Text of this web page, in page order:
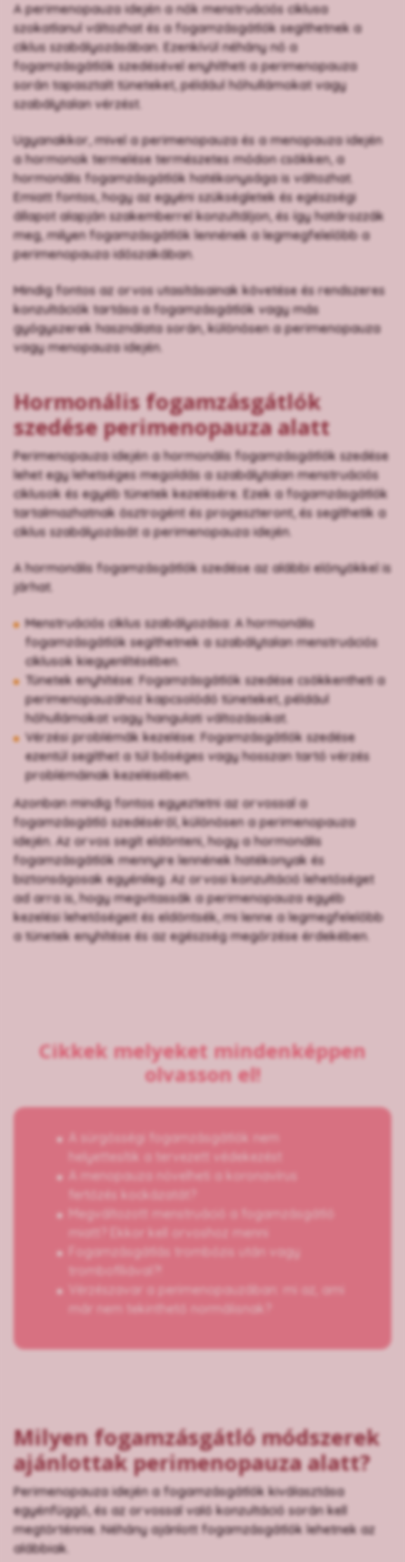
A perimenopauza idején a nők menstruációs ciklusa
szokatlanul változhat és a fogamzásgátlók segíthetnek a
ciklus szabályozásában. Ezenkívül néhány nő a
fogamzásgátlók szedésével enyhítheti a perimenopauza
során tapasztalt tüneteket, például hőhullámokat vagy
szabálytalan vérzést.
Ugyanakkor, mivel a perimenopauza és a menopauza idején
a hormonok termelése természetes módon csökken, a
hormonális fogamzásgátlók hatékonysága is változhat.
Emiatt fontos, hogy az egyéni szükségletek és egészségi
állapot alapján szakemberrel konzultáljon, és így határozzák
meg, milyen fogamzásgátlók lennének a legmegfelelőbb a
perimenopauza időszakában.
Mindig fontos az orvos utasításainak követése és rendszeres
konzultációk tartása a fogamzásgátlók vagy más
gyógyszerek használata során, különösen a perimenopauza
vagy menopauza idején.
Hormonális fogamzásgátlók
szedése perimenopauza alatt
Perimenopauza idején a hormonális fogamzásgátlók szedése
lehet egy lehetséges megoldás a szabálytalan menstruációs
ciklusok és egyéb tünetek kezelésére. Ezek a fogamzásgátlók
tartalmazhatnak ösztrogént és progeszteront, és segíthetik a
ciklus szabályozását a perimenopauza idején.
A hormonális fogamzásgátlók szedése az alábbi előnyökkel is
járhat.
Menstruációs ciklus szabályozása: A hormonális
fogamzásgátlók segíthetnek a szabálytalan menstruációs
ciklusok kiegyenlítésében.
Tünetek enyhítése: Fogamzásgátlók szedése csökkentheti a
perimenopauzához kapcsolódó tüneteket, például
hőhullámokat vagy hangulati változásokat.
Vérzési problémák kezelése: Fogamzásgátlók szedése
ezentúl segíthet a túl bőséges vagy hosszan tartó vérzés
problémáinak kezelésében.
Azonban mindig fontos egyeztetni az orvossal a
fogamzásgátló szedéséről, különösen a perimenopauza
idején. Az orvos segít eldönteni, hogy a hormonális
fogamzásgátlók mennyire lennének hatékonyak és
biztonságosak egyénileg. Az orvosi konzultáció lehetőséget
ad arra is, hogy megvitassák a perimenopauza egyéb
kezelési lehetőségeit és eldöntsék, mi lenne a legmegfelelőbb
a tünetek enyhítése és az egészség megőrzése érdekében.
Cikkek melyeket mindenképpen
olvasson el!
A sürgősségi fogamzásgátlók nem
helyettesítik a tervezett védekezést
A menopauza növelheti a koronavírus
fertőzés kockázatát?
Megváltozott menstruáció a fogamzásgátló
miatt? Ekkor kell orvoshoz menni
Fogamzásgátlás trombózis után vagy
trombofíliával?!
Vérzészavar a perimenopauzában: mi az, ami
már nem tekinthető normálisnak?
Milyen fogamzásgátló módszerek
ajánlottak perimenopauza alatt?
Perimenopauza idején a fogamzásgátlók kiválasztása
egyénfüggő, és az orvossal való konzultáció során kell
megtörténnie. Néhány ajánlott fogamzásgátlók lehetnek az
alábbiak.